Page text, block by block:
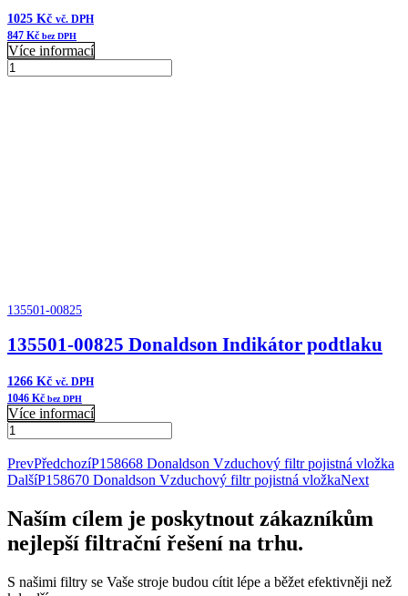
1025 Kč vč. DPH
847 Kč bez DPH
Více informací
135578-
135501-00825
135501-00825 Donaldson Indikátor podtlaku
1266 Kč vč. DPH
1046 Kč bez DPH
Více informací
135501-
Donaldson
Indikátor
množství
PrevPředchozíP158668 Donaldson Vzduchový filtr pojistná vložka
DalšíP158670 Donaldson Vzduchový filtr pojistná vložkaNext
Naším cílem je poskytnout zákazníkům
nejlepší filtrační řešení na trhu.
S našimi filtry se Vaše stroje budou cítit lépe a běžet efektivněji než